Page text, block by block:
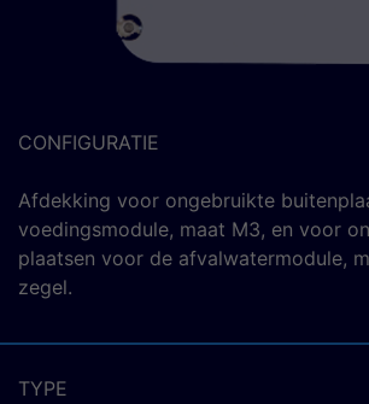
CONFIGURATIE
Afdekking voor ongebruikte
voedingsmodule, maat M3, en voor
plaatsen voor de afvalwatermodule,
zegel.
TYPE